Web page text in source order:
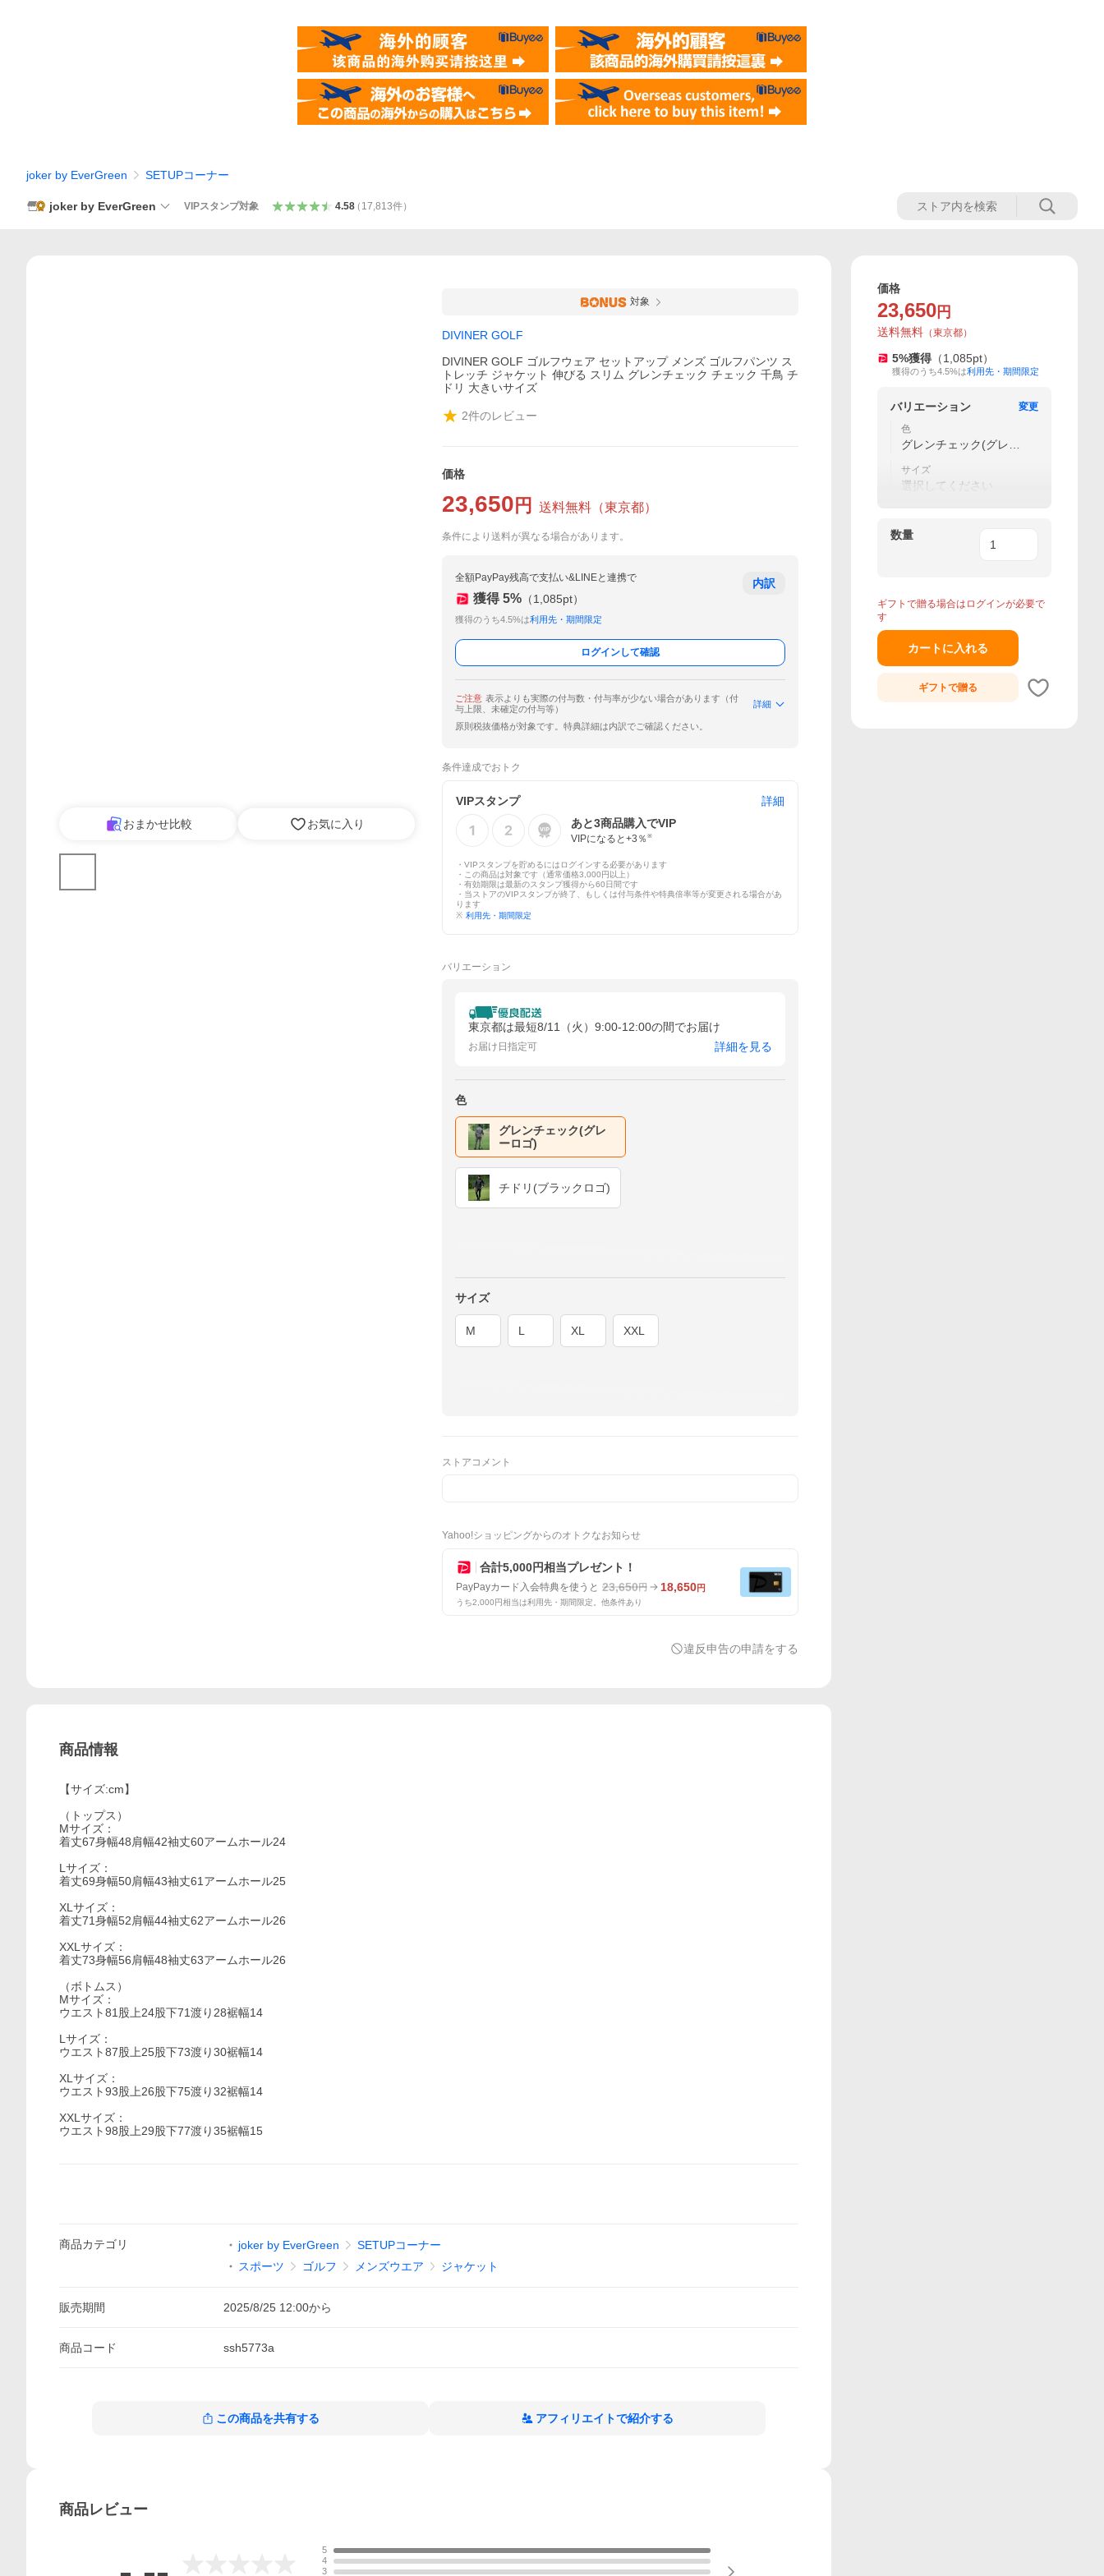
joker by EverGreen SETUPコーナー
joker by EverGreen VIPスタンプ対象 4.58（ 17,813件）
おまかせ比較 お気に入り
対象
DIVINER GOLF
DIVINER GOLF ゴルフウェア セットアップ メンズ ゴルフパンツ ス
トレッチ ジャケット 伸びる スリム グレンチェック チェック 千鳥 チ
ドリ 大きいサイズ
2件のレビュー
価格
23,650 円 送料無料 （東京都）
条件により送料が異なる場合があります。
全額PayPay残高で支払い&LINEと連携で
獲得 5% （1,085pt）
獲得のうち4.5%は利用先・期間限定
内訳
ログインして確認
ご注意 表示よりも実際の付与数・付与率が少ない場合があります（付
与上限、未確定の付与等）
詳細
原則税抜価格が対象です。特典詳細は内訳でご確認ください。
条件達成でおトク
VIPスタンプ
詳細
あと3商品購入でVIP
VIPになると+3 ％ ※
・VIPスタンプを貯めるにはログインする必要があります
・この商品は対象です（通常価格3,000円以上）
・有効期限は最新のスタンプ獲得から60日間です
・当ストアのVIPスタンプが終了、もしくは付与条件や特典倍率等が変更される場合があ
ります
※ 利用先・期間限定
バリエーション
東京都は最短8/11（火）9:00-12:00の間でお届け
お届け日指定可 詳細を見る
色
グレンチェック(グレ
ーロゴ)
チドリ(ブラックロゴ)
サイズ
M L XL XXL
ストアコメント
Yahoo!ショッピングからのオトクなお知らせ
合計5,000円相当プレゼント！
PayPayカード入会特典を使うと 23,650円 18,650円
うち2,000円相当は利用先・期間限定。他条件あり
違反申告の申請をする
商品情報
【サイズ:cm】
（トップス）
Mサイズ：
着丈67身幅48肩幅42袖丈60アームホール24
Lサイズ：
着丈69身幅50肩幅43袖丈61アームホール25
XLサイズ：
着丈71身幅52肩幅44袖丈62アームホール26
XXLサイズ：
着丈73身幅56肩幅48袖丈63アームホール26
（ボトムス）
Mサイズ：
ウエスト81股上24股下71渡り28裾幅14
Lサイズ：
ウエスト87股上25股下73渡り30裾幅14
XLサイズ：
ウエスト93股上26股下75渡り32裾幅14
XXLサイズ：
ウエスト98股上29股下77渡り35裾幅15
商品カテゴリ joker by EverGreen
SETUPコーナー
スポーツ
ゴルフ メンズウエア ジャケット
販売期間 2025/8/25 12:00から
商品コード ssh5773a
この商品を共有する アフィリエイトで紹介する
商品レビュー
5
4
3
価格
23,650 円
送料無料 （東京都）
5%獲得 （1,085pt）
獲得のうち4.5%は利用先・期間限定
バリエーション
変更
色
グレンチェック(グレー
サイズ
選択してください
数量
ギフトで贈る場合はログインが必要で
す
カートに入れる
ギフトで贈る